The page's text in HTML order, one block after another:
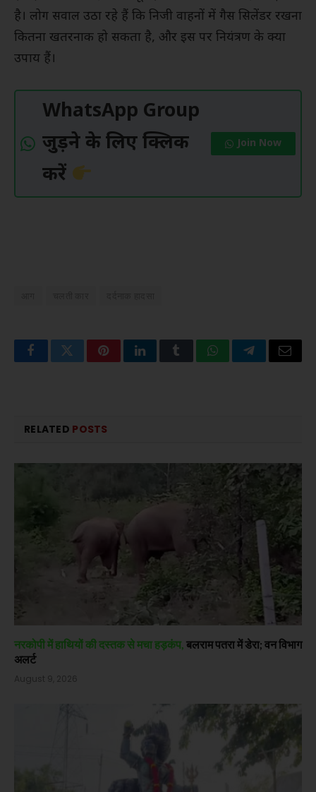
है। लोग सवाल उठा रहे हैं कि निजी वाहनों में गैस सिलेंडर रखना
कितना खतरनाक हो सकता है, और इस पर नियंत्रण के क्या
उपाय हैं।
WhatsApp Group
जुड़ने के लिए क्लिक
करें
Join Now
FacebookTwitterPinterestLinkedInTumblrWhatsAppTelegramEmail
RELATED POSTS
नरकोपी में हाथियों की दस्तक से मचा हड़कंप, बलराम पतरा में डेरा; वन विभाग
अलर्ट
August 9, 2026